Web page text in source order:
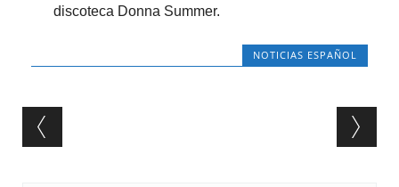
discoteca Donna Summer.
NOTICIAS ESPAÑOL
Post navigation